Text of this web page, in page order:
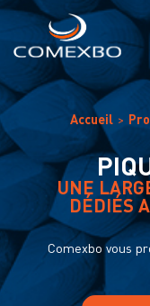
Accueil
UNE
DÉDIÉS
Comexbo vous